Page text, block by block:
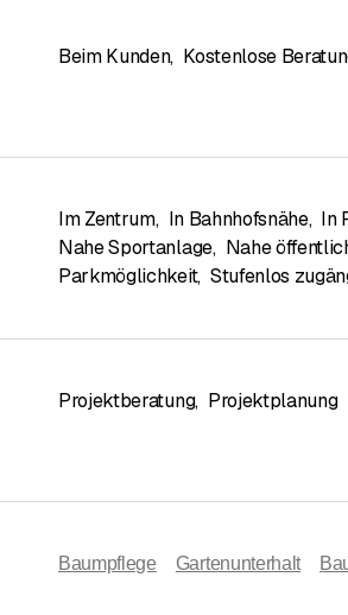
Beim Kunden, Kostenlose
Im Zentrum, In Bahnhofsnähe, In
Nahe Sportanlage, Nahe
Parkmöglichkeit, Stufenlos
Projektberatung, Projektplanung
Baumpflege Gartenunterhalt